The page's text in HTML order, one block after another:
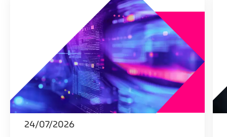
24/07/2026